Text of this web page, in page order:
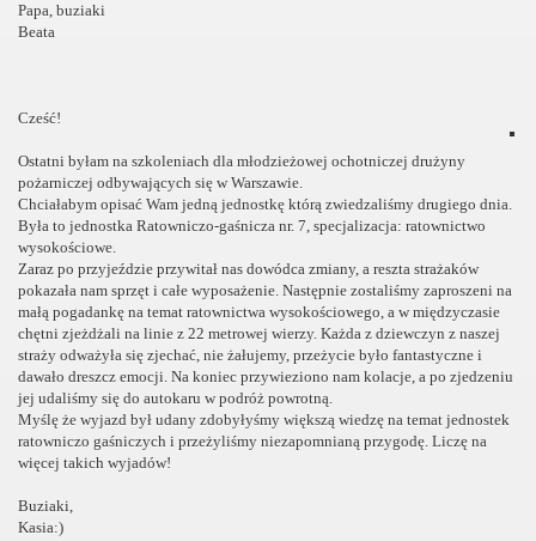
Papa, buziaki
Beata
Cześć!
Ostatni byłam na szkoleniach dla młodzieżowej ochotniczej drużyny
pożarniczej odbywających się w Warszawie.
Chciałabym opisać Wam jedną jednostkę którą zwiedzaliśmy drugiego dnia.
Była to jednostka Ratowniczo-gaśnicza nr. 7, specjalizacja: ratownictwo
wysokościowe.
Zaraz po przyjeździe przywitał nas dowódca zmiany, a reszta strażaków
pokazała nam sprzęt i całe wyposażenie. Następnie zostaliśmy zaproszeni na
małą pogadankę na temat ratownictwa wysokościowego, a w międzyczasie
chętni zjeżdżali na linie z 22 metrowej wierzy. Każda z dziewczyn z naszej
straży odważyła się zjechać, nie żałujemy, przeżycie było fantastyczne i
dawało dreszcz emocji. Na koniec przywieziono nam kolacje, a po zjedzeniu
jej udaliśmy się do autokaru w podróż powrotną.
Myślę że wyjazd był udany zdobyłyśmy większą wiedzę na temat jednostek
ratowniczo gaśniczych i przeżyliśmy niezapomnianą przygodę. Liczę na
więcej takich wyjadów!
Buziaki,
Kasia:)